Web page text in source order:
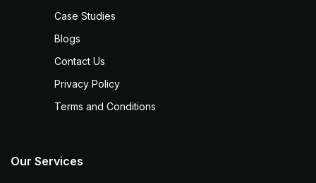
Case Studies
Blogs
Contact Us
Privacy Policy
Terms and Conditions
Our Services